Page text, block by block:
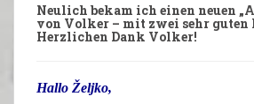
Neulich bekam ich einen neuen
von Volker – mit zwei sehr guten
Herzlichen Dank Volker!
Hallo Željko,